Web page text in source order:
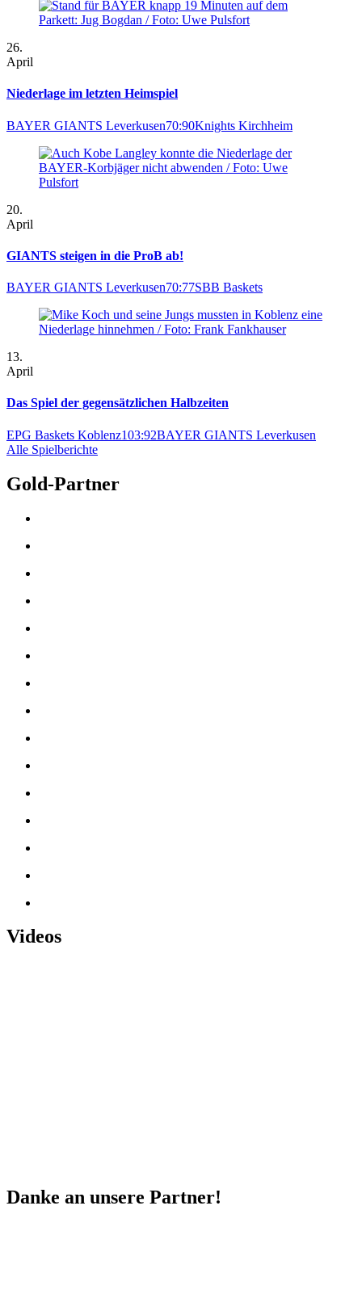
26.
April
Niederlage im letzten Heimspiel
BAYER GIANTS Leverkusen70:90Knights Kirchheim
20.
April
GIANTS steigen in die ProB ab!
BAYER GIANTS Leverkusen70:77SBB Baskets
13.
April
Das Spiel der gegensätzlichen Halbzeiten
EPG Baskets Koblenz103:92BAYER GIANTS Leverkusen
Alle Spielberichte
Gold-Partner
Videos
Danke an unsere Partner!